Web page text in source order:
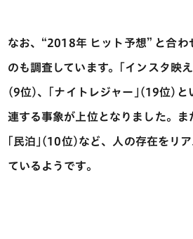
なお、“2018年 ヒット予想” と合
のも調査しています。｢インスタ映
(9位)、｢ナイトレジャー｣(19位)と
連する事象が上位となりました。
｢民泊｣(10位)など、人の存在をリ
ているようです。